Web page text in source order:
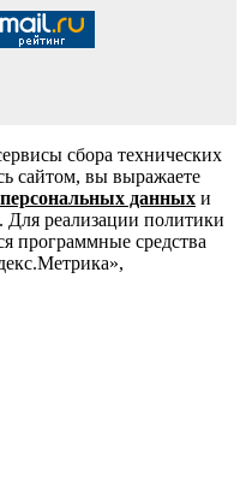
сбора технических
сайтом, вы выражаете
данных и
реализации политики
программные средства